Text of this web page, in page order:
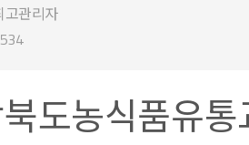
고관리자
도농식품유